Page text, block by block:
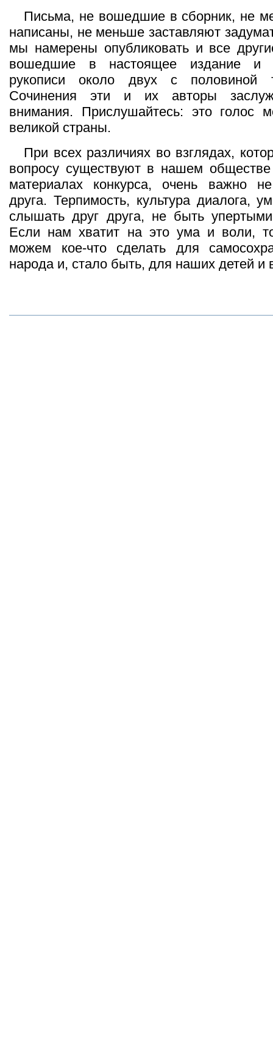
Письма, не вошедшие в сборник, не
написаны, не меньше заставляют
мы намерены опубликовать и все
вошедшие в настоящее издание и
рукописи около двух с половиной
Сочинения эти и их авторы
внимания. Прислушайтесь: это голос
великой страны.
При всех различиях во взглядах,
вопросу существуют в нашем
материалах конкурса, очень важно
друга. Терпимость, культура диалога,
слышать друг друга, не быть
Если нам хватит на это ума и воли,
можем кое-что сделать для
народа и, стало быть, для наших детей и